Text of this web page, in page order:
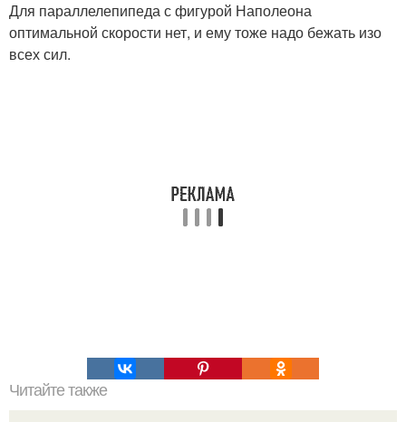
Для параллелепипеда с фигурой Наполеона
оптимальной скорости нет, и ему тоже надо бежать изо
всех сил.
Читайте также